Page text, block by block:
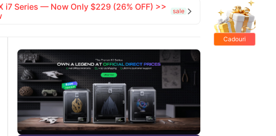
i7 Series — Now Only $229 (26% OFF) >>
sale 
Cadouri